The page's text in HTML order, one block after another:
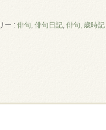
ー : 俳句 俳句日記 俳句, 歳時記